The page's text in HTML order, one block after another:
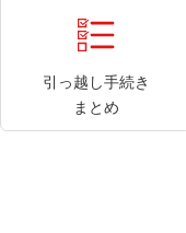
引っ越し手続き
まとめ